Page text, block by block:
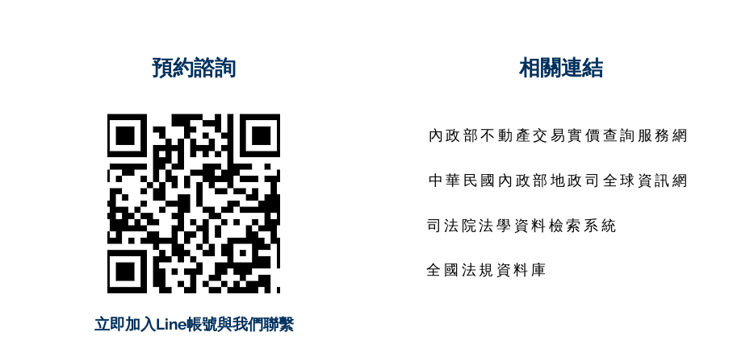
預約諮詢
立即加入Line帳號與我們聯繫
相關連結
內政部不動產交易實價查詢服務網
中華民國內政部地政司全球資訊網
司法院法學資料檢索系統
全國法規資料庫